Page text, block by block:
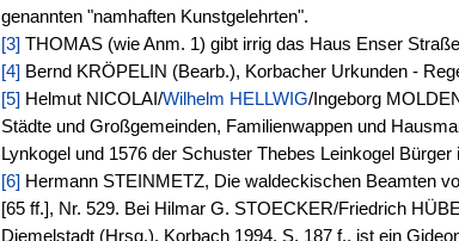
genannten "namhaften Kunstgelehrten".
[3] THOMAS (wie Anm. 1) gibt irrig das Haus Enser
[4] Bernd KRÖPELIN (Bearb.), Korbacher Urkunden -
[5] Helmut NICOLAI/Wilhelm HELLWIG/Ingeborg
Städte und Großgemeinden, Familienwappen und
Lynkogel und 1576 der Schuster Thebes Leinkogel Bürger
[6] Hermann STEINMETZ, Die waldeckischen Beamten
[65 ff.], Nr. 529. Bei Hilmar G. STOECKER/Friedrich
Diemelstadt (Hrsg.), Korbach 1994, S. 187 f., ist ein